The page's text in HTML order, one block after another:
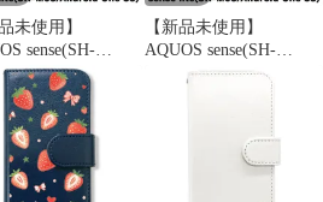
未使用】
sense(SH-
手帳型ス
ケース (色：ブル
レー×ひょっこり仲
ひょっこり キリ
ライグマ ひつじ
sh01k-blgy-583
【新品未使用】
AQUOS sense(SH-
01K/SHV40) 手帳型ス
マホ ケース (色：ブル
ーグレー×ひょっこり仲
間達1) ひょっこり パン
ダ ねこ 犬 かわいい 韓
国 flip2-sh01k-blgy-581